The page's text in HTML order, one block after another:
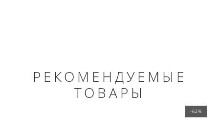
РЕКОМЕНДУЕМЫЕ
ТОВАРЫ
-62%